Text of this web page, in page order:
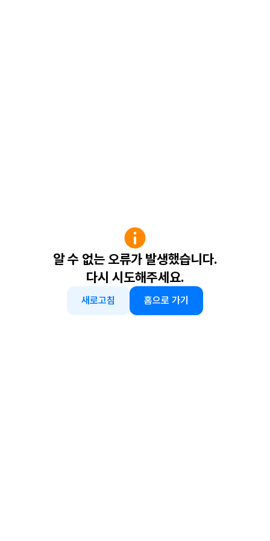
알 수 없는 오류가 발생했습니다.
다시 시도해주세요.
새로고침 홈으로 가기